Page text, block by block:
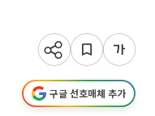
구글 선호매체 추가